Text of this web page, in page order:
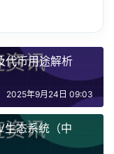
代币用途解析
2025年9月24日 09:03
生态系统（中